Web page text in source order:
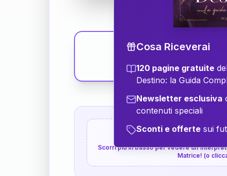
👇 P.S. Interpretazione
Scorri più in basso per vedere
Matrice! (o
Cosa Riceverai
120 pagine gratuite
Destino: la Guida
Newsletter esclusiva
contenuti speciali
Sconti e offerte sui